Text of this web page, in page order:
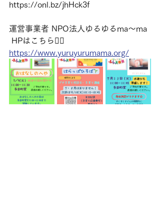
https://onl.bz/jhHck3f
運営事業者 NPO法人ゆるゆるma〜ma
HPはこちら💁‍♀️
https://www.yuruyurumama.org/